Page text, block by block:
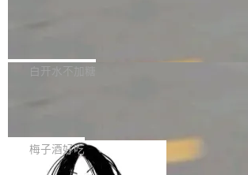
获配9...
题，该问题可能导致在旧版 Linux 内核...
P）！这一里程碑不仅标志着 Fluss 迈入新的发
长期停止内容更新，未能实现其作为“AI版维基百
提交的编辑请求也长期处于待处理状态。 Groki
pedia 于去年底上线，定位为由人工智能生成内
白开水不加糖
是这样的：配 MessageSource 的 Bean、写 R
eloadableResourceBundleMessageSource、
梅子酒好吃